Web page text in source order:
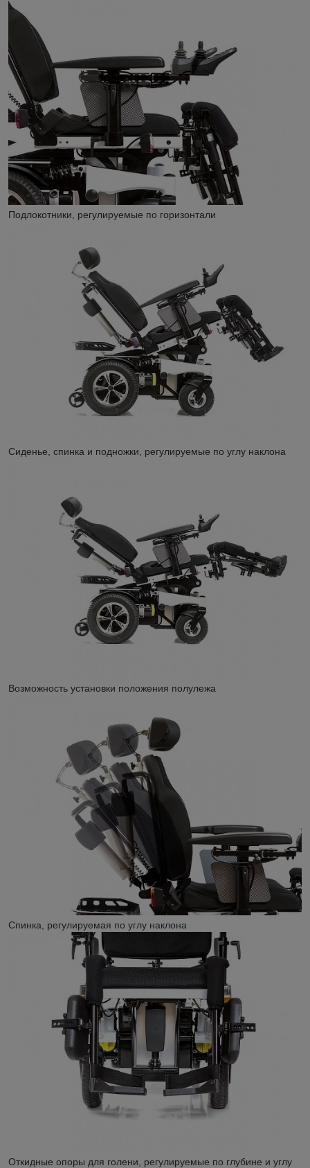
Подлокотники, регулируемые по горизонтали
Сиденье, спинка и подножки, регулируемые по углу наклона
Возможность установки положения полулежа
Спинка, регулируемая по углу наклона
Откидные опоры для голени, регулируемые по глубине и углу